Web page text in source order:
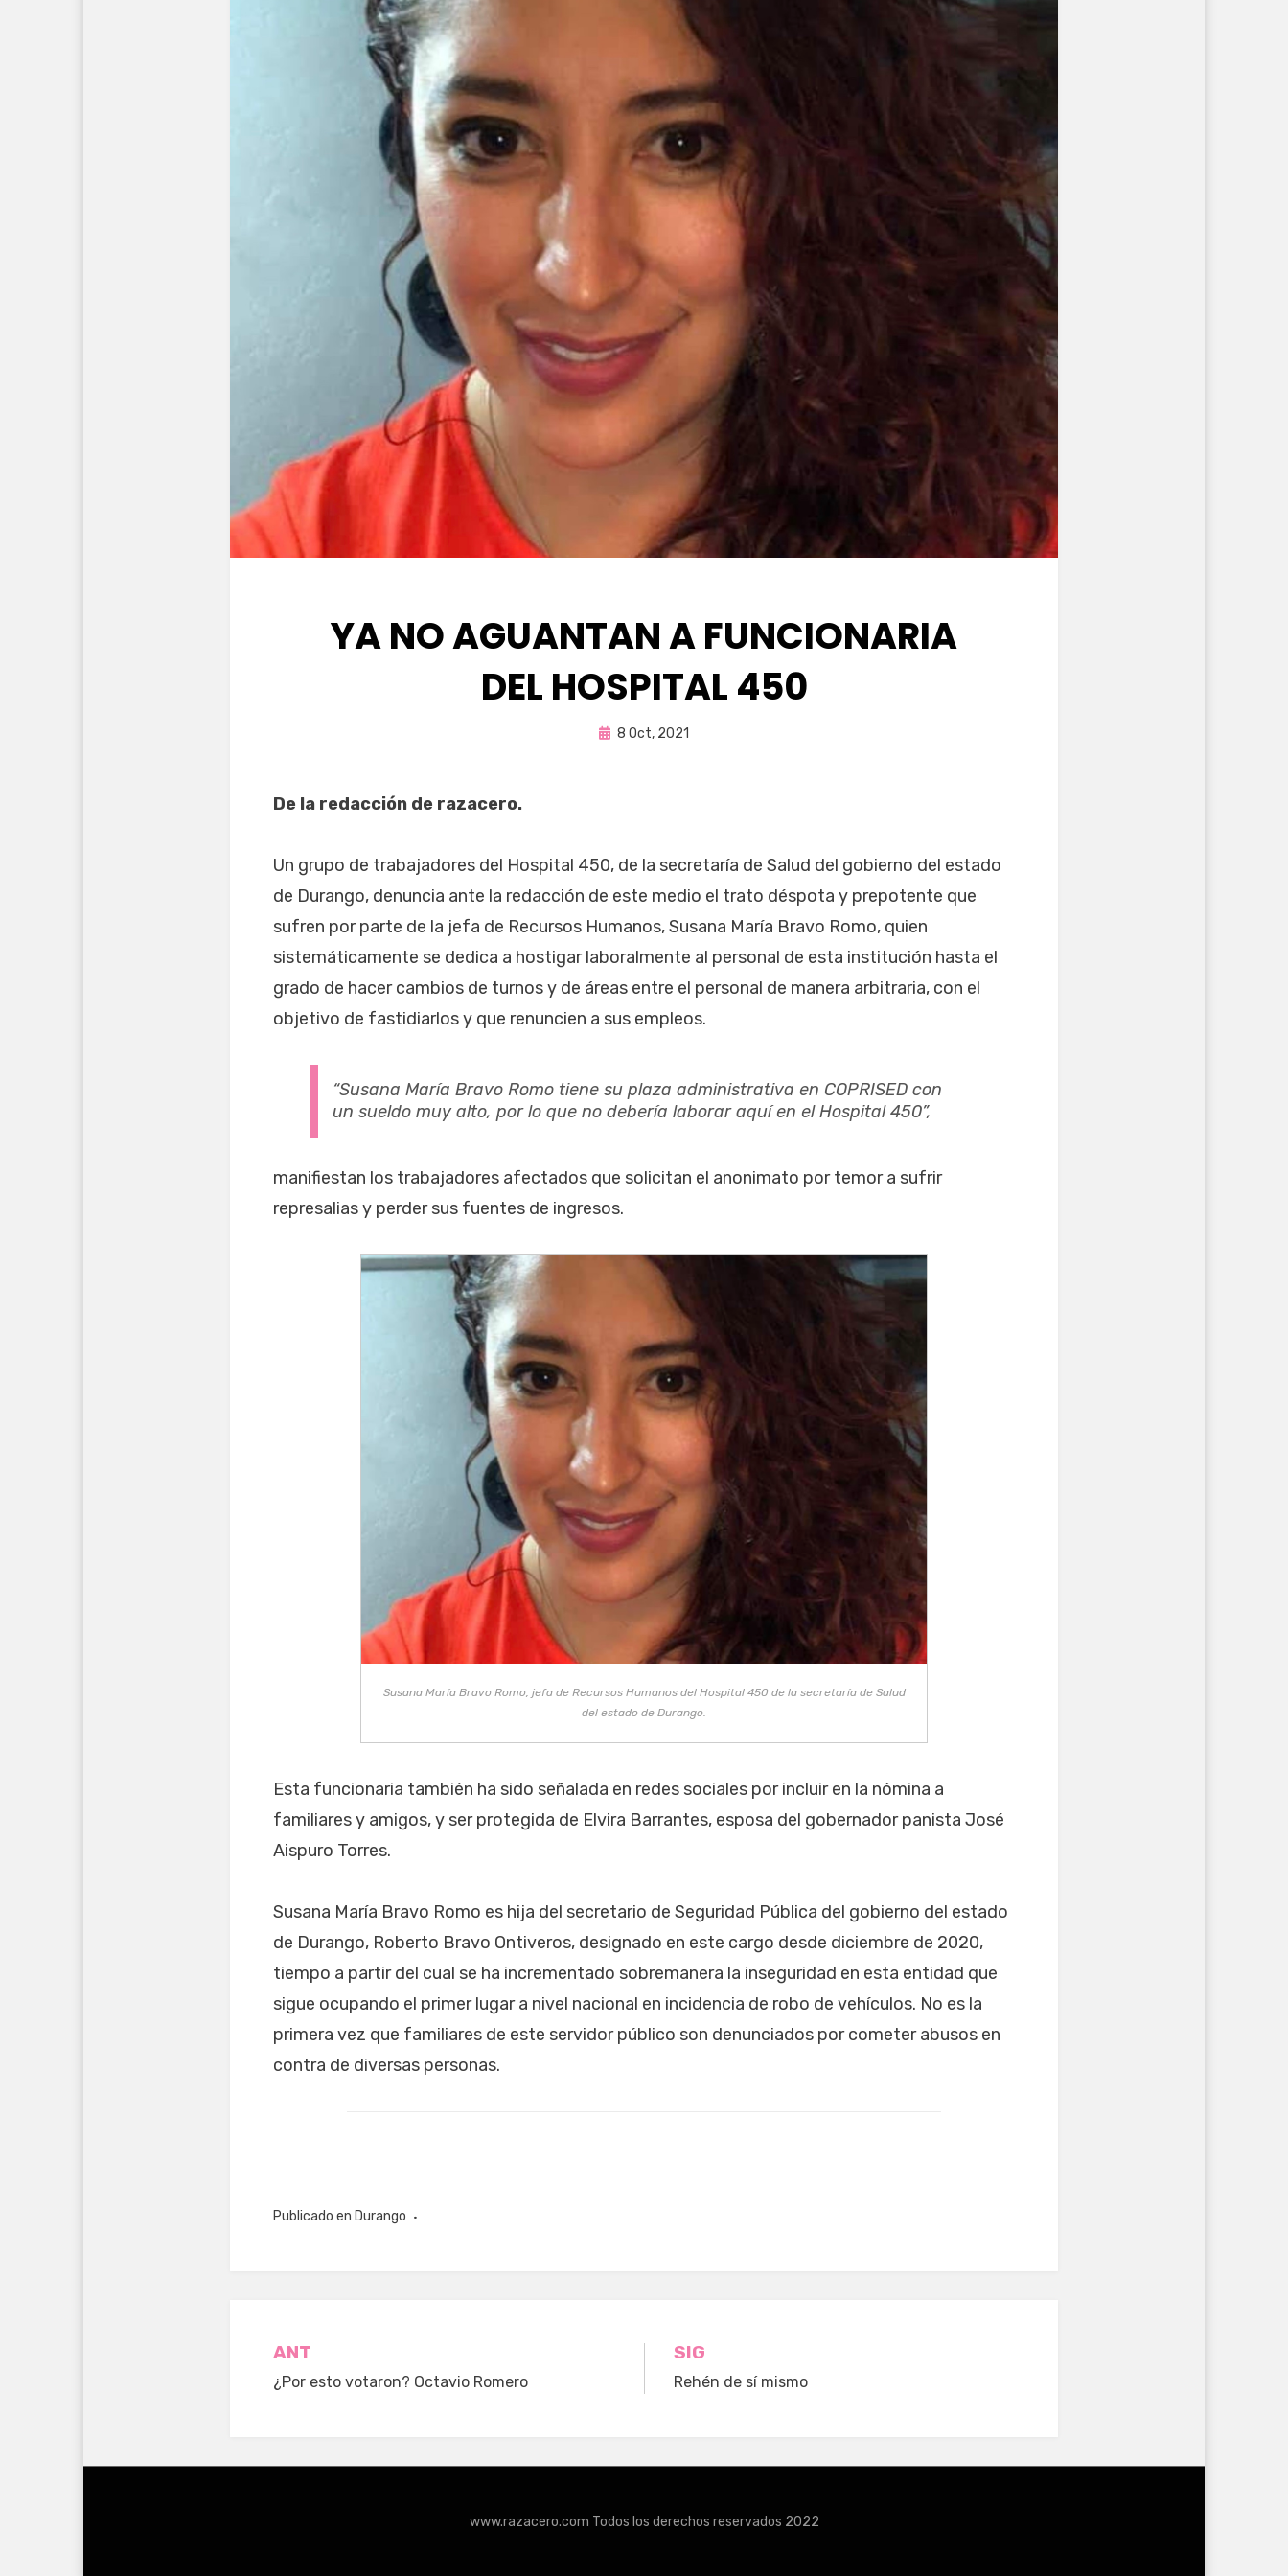
YA NO AGUANTAN A FUNCIONARIA
DEL HOSPITAL 450
porEnrique
Publicada
8 Oct, 2021
De la redacción de razacero.
Un grupo de trabajadores del Hospital 450, de la secretaría de Salud del gobierno del estado
de Durango, denuncia ante la redacción de este medio el trato déspota y prepotente que
sufren por parte de la jefa de Recursos Humanos, Susana María Bravo Romo, quien
sistemáticamente se dedica a hostigar laboralmente al personal de esta institución hasta el
grado de hacer cambios de turnos y de áreas entre el personal de manera arbitraria, con el
objetivo de fastidiarlos y que renuncien a sus empleos.
“Susana María Bravo Romo tiene su plaza administrativa en COPRISED con
un sueldo muy alto, por lo que no debería laborar aquí en el Hospital 450”,
manifiestan los trabajadores afectados que solicitan el anonimato por temor a sufrir
represalias y perder sus fuentes de ingresos.
Susana María Bravo Romo, jefa de Recursos Humanos del Hospital 450 de la secretaría de Salud
del estado de Durango.
Esta funcionaria también ha sido señalada en redes sociales por incluir en la nómina a
familiares y amigos, y ser protegida de Elvira Barrantes, esposa del gobernador panista José
Aispuro Torres.
Susana María Bravo Romo es hija del secretario de Seguridad Pública del gobierno del estado
de Durango, Roberto Bravo Ontiveros, designado en este cargo desde diciembre de 2020,
tiempo a partir del cual se ha incrementado sobremanera la inseguridad en esta entidad que
sigue ocupando el primer lugar a nivel nacional en incidencia de robo de vehículos. No es la
primera vez que familiares de este servidor público son denunciados por cometer abusos en
contra de diversas personas.
Publicado en Durango
Navegación
de
ANT
¿Por esto votaron? Octavio Romero
SIG
Rehén de sí mismo
www.razacero.com Todos los derechos reservados 2022